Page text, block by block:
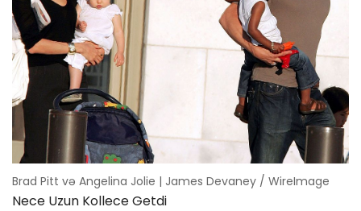
Brad Pitt və Angelina Jolie | James Devaney / WireImage
Nece Uzun Kollece Getdi